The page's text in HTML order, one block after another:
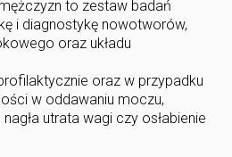
to zestaw badań
i diagnostykę nowotworów,
oraz układu
oraz w przypadku
w oddawaniu moczu,
utrata wagi czy osłabienie